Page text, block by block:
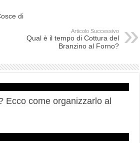
di
Articolo Successivo
Qual è il tempo di Cottura del
Branzino al Forno?
Ecco come organizzarlo al